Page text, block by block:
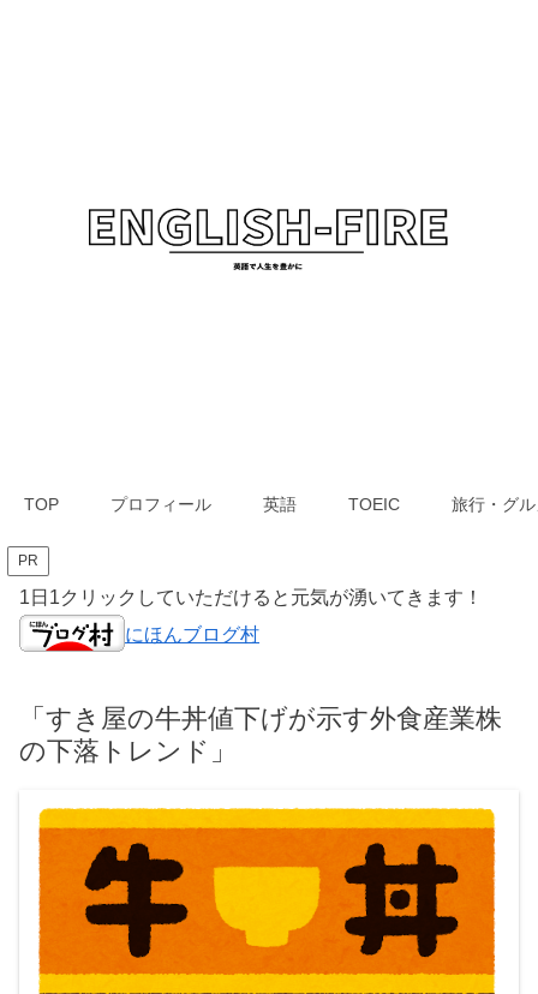
TOP プロフィール 英語 TOEIC 旅行・グ
PR
1日1クリックしていただけると元気が湧いてきます！
にほんブログ村
「すき屋の牛丼値下げが示す外食産業株
の下落トレンド」